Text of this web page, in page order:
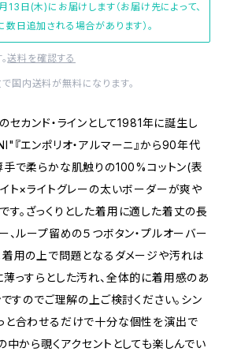
日(木)にお届けします（お届け先によって、
日追加される場合があります）。
送料を確認する
国内送料が無料になります。
カンド・ラインとして1981年に誕生し
エンポリオ・アルマーニ』から90年代
手で柔らかな肌触りの100%コットン(表
ト×ライトグレーの太いボーダーが爽や
す。ざっくりとした着用に適した着丈の長
、ループ留めの５つボタン・プルオーバー
着用の上で問題となるダメージや汚れは
薄っすらとした汚れ、全体的に着用感のあ
すのでご理解の上ご検討ください。シン
と合わせるだけで十分な個性を演出で
中から覗くアクセントとしても楽しんでい